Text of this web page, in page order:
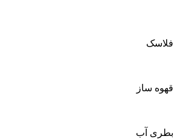
فلاسک
قهوه ساز
بطری آب